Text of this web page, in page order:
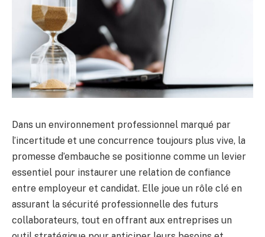
Dans un environnement professionnel marqué par
l’incertitude et une concurrence toujours plus vive, la
promesse d’embauche se positionne comme un levier
essentiel pour instaurer une relation de confiance
entre employeur et candidat. Elle joue un rôle clé en
assurant la sécurité professionnelle des futurs
collaborateurs, tout en offrant aux entreprises un